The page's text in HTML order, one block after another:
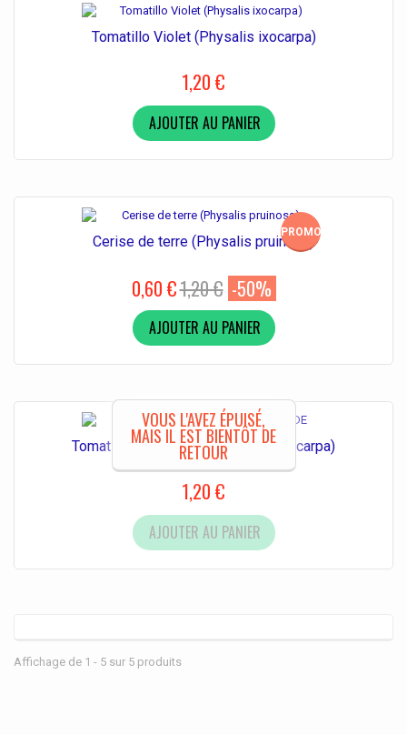
Tomatillo Violet (Physalis ixocarpa)
1,20 €
AJOUTER AU PANIER
PROMO!
Cerise de terre (Physalis pruinosa)
0,60 €1,20 € -50%
AJOUTER AU PANIER
VOUS L'AVEZ ÉPUISÉ,
MAIS IL EST BIENTÔT DE
RETOUR
Tomatillo Toma Verde (Physalis ixocarpa)
1,20 €
AJOUTER AU PANIER
Affichage de 1 - 5 sur 5 produits